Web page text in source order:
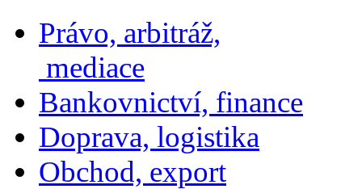
Právo, arbitráž,
mediace
Bankovnictví, finance
Doprava, logistika
Obchod, export